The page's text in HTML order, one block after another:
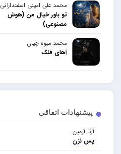
پیشنهادات اتفاقی
آرتا آرمین
پس نزن
محمد علی امینی اسفندارانی
تو باور خیال من (هوش
مصنوعی)
محمد میوه چیان
آهای فلک